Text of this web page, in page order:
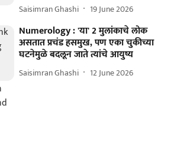
Saisimran Ghashi 19 June 2026
Numerology : 'या' 2 मुलांकाचे लोक
असतात प्रचंड हसमुख, पण एका चुकीच्या
घटनेमुळे बदलून जाते त्यांचे आयुष्य
Saisimran Ghashi 12 June 2026